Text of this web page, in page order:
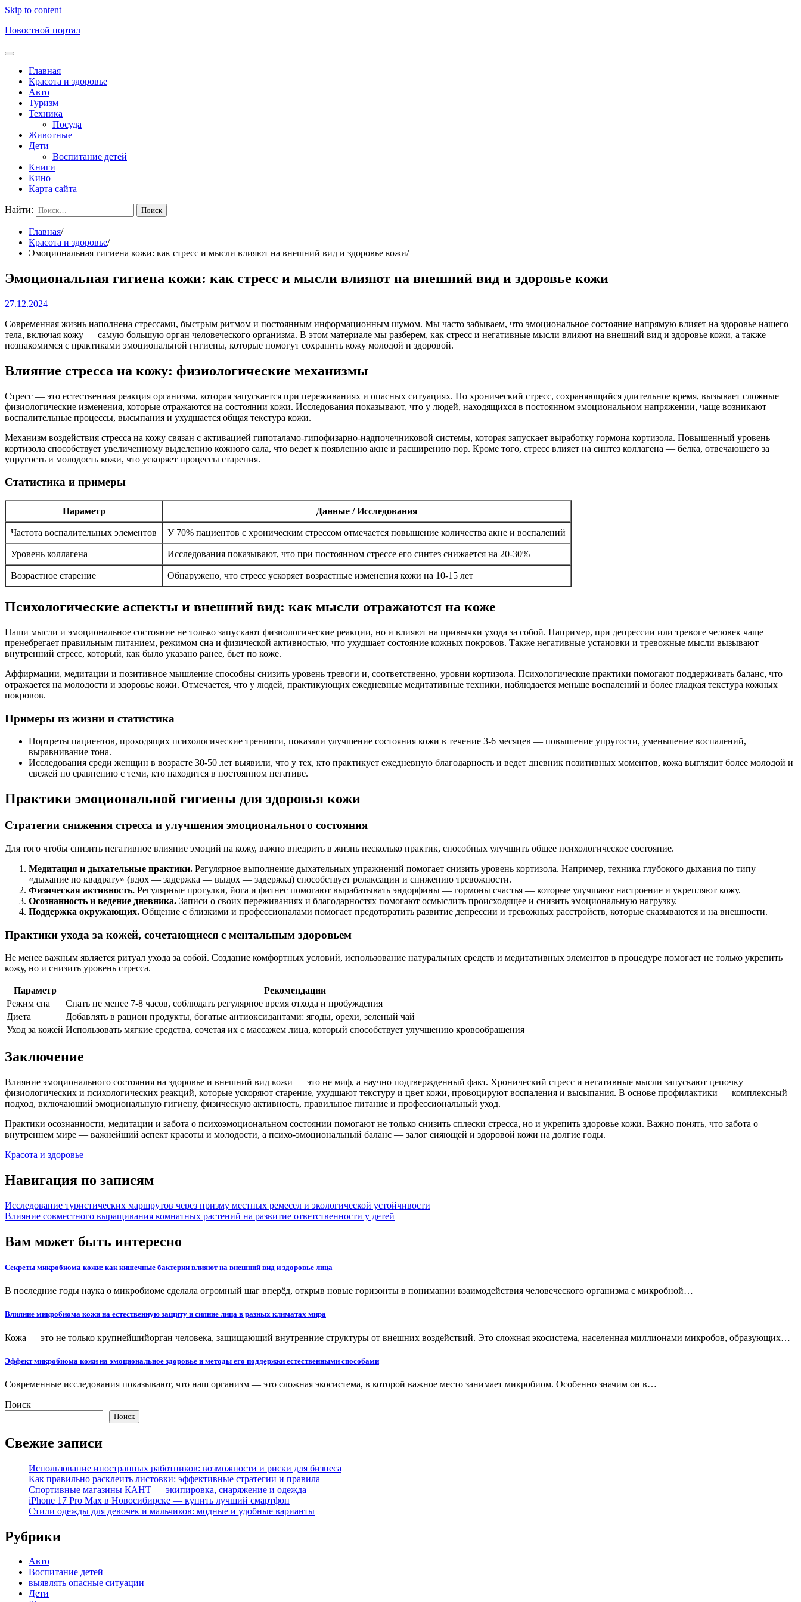
Skip to content
Новостной портал
Главная
Красота и здоровье
Авто
Туризм
Техника
Посуда
Животные
Дети
Воспитание детей
Книги
Кино
Карта сайта
Найти:
Главная
Красота и здоровье
Эмоциональная гигиена кожи: как стресс и мысли влияют на внешний вид и здоровье кожи
Эмоциональная гигиена кожи: как стресс и мысли влияют на внешний вид и здоровье кожи
27.12.2024
Современная жизнь наполнена стрессами, быстрым ритмом и постоянным информационным шумом. Мы часто забываем, что эмоциональное состояние напрямую влияет на здоровье нашего
тела, включая кожу — самую большую орган человеческого организма. В этом материале мы разберем, как стресс и негативные мысли влияют на внешний вид и здоровье кожи, а также
познакомимся с практиками эмоциональной гигиены, которые помогут сохранить кожу молодой и здоровой.
Влияние стресса на кожу: физиологические механизмы
Стресс — это естественная реакция организма, которая запускается при переживаниях и опасных ситуациях. Но хронический стресс, сохраняющийся длительное время, вызывает сложные
физиологические изменения, которые отражаются на состоянии кожи. Исследования показывают, что у людей, находящихся в постоянном эмоциональном напряжении, чаще возникают
воспалительные процессы, высыпания и ухудшается общая текстура кожи.
Механизм воздействия стресса на кожу связан с активацией гипоталамо-гипофизарно-надпочечниковой системы, которая запускает выработку гормона кортизола. Повышенный уровень
кортизола способствует увеличенному выделению кожного сала, что ведет к появлению акне и расширению пор. Кроме того, стресс влияет на синтез коллагена — белка, отвечающего за
упругость и молодость кожи, что ускоряет процессы старения.
Статистика и примеры
Параметр Данные / Исследования
Частота воспалительных элементов У 70% пациентов с хроническим стрессом отмечается повышение количества акне и воспалений
Уровень коллагена Исследования показывают, что при постоянном стрессе его синтез снижается на 20-30%
Возрастное старение Обнаружено, что стресс ускоряет возрастные изменения кожи на 10-15 лет
Психологические аспекты и внешний вид: как мысли отражаются на коже
Наши мысли и эмоциональное состояние не только запускают физиологические реакции, но и влияют на привычки ухода за собой. Например, при депрессии или тревоге человек чаще
пренебрегает правильным питанием, режимом сна и физической активностью, что ухудшает состояние кожных покровов. Также негативные установки и тревожные мысли вызывают
внутренний стресс, который, как было указано ранее, бьет по коже.
Аффирмации, медитации и позитивное мышление способны снизить уровень тревоги и, соответственно, уровни кортизола. Психологические практики помогают поддерживать баланс, что
отражается на молодости и здоровье кожи. Отмечается, что у людей, практикующих ежедневные медитативные техники, наблюдается меньше воспалений и более гладкая текстура кожных
покровов.
Примеры из жизни и статистика
Портреты пациентов, проходящих психологические тренинги, показали улучшение состояния кожи в течение 3-6 месяцев — повышение упругости, уменьшение воспалений,
выравнивание тона.
Исследования среди женщин в возрасте 30-50 лет выявили, что у тех, кто практикует ежедневную благодарность и ведет дневник позитивных моментов, кожа выглядит более молодой и
свежей по сравнению с теми, кто находится в постоянном негативе.
Практики эмоциональной гигиены для здоровья кожи
Стратегии снижения стресса и улучшения эмоционального состояния
Для того чтобы снизить негативное влияние эмоций на кожу, важно внедрить в жизнь несколько практик, способных улучшить общее психологическое состояние.
Медитация и дыхательные практики. Регулярное выполнение дыхательных упражнений помогает снизить уровень кортизола. Например, техника глубокого дыхания по типу
«дыхание по квадрату» (вдох — задержка — выдох — задержка) способствует релаксации и снижению тревожности.
Физическая активность. Регулярные прогулки, йога и фитнес помогают вырабатывать эндорфины — гормоны счастья — которые улучшают настроение и укрепляют кожу.
Осознанность и ведение дневника. Записи о своих переживаниях и благодарностях помогают осмыслить происходящее и снизить эмоциональную нагрузку.
Поддержка окружающих. Общение с близкими и профессионалами помогает предотвратить развитие депрессии и тревожных расстройств, которые сказываются и на внешности.
Практики ухода за кожей, сочетающиеся с ментальным здоровьем
Не менее важным является ритуал ухода за собой. Создание комфортных условий, использование натуральных средств и медитативных элементов в процедуре помогает не только укрепить
кожу, но и снизить уровень стресса.
Параметр
Рекомендации
Режим сна
Спать не менее 7-8 часов, соблюдать регулярное время отхода и пробуждения
Диета
Добавлять в рацион продукты, богатые антиоксидантами: ягоды, орехи, зеленый чай
Уход за кожей Использовать мягкие средства, сочетая их с массажем лица, который способствует улучшению кровообращения
Заключение
Влияние эмоционального состояния на здоровье и внешний вид кожи — это не миф, а научно подтвержденный факт. Хронический стресс и негативные мысли запускают цепочку
физиологических и психологических реакций, которые ускоряют старение, ухудшают текстуру и цвет кожи, провоцируют воспаления и высыпания. В основе профилактики — комплексный
подход, включающий эмоциональную гигиену, физическую активность, правильное питание и профессиональный уход.
Практики осознанности, медитации и забота о психоэмоциональном состоянии помогают не только снизить сплески стресса, но и укрепить здоровье кожи. Важно понять, что забота о
внутреннем мире — важнейший аспект красоты и молодости, а психо-эмоциональный баланс — залог сияющей и здоровой кожи на долгие годы.
Красота и здоровье
Навигация по записям
Исследование туристических маршрутов через призму местных ремесел и экологической устойчивости
Влияние совместного выращивания комнатных растений на развитие ответственности у детей
Вам может быть интересно
Секреты микробиома кожи: как кишечные бактерии влияют на внешний вид и здоровье лица
В последние годы наука о микробиоме сделала огромный шаг вперёд, открыв новые горизонты в понимании взаимодействия человеческого организма с микробной…
Влияние микробиома кожи на естественную защиту и сияние лица в разных климатах мира
Кожа — это не только крупнейшийорган человека, защищающий внутренние структуры от внешних воздействий. Это сложная экосистема, населенная миллионами микробов, образующих…
Эффект микробиома кожи на эмоциональное здоровье и методы его поддержки естественными способами
Современные исследования показывают, что наш организм — это сложная экосистема, в которой важное место занимает микробиом. Особенно значим он в…
Поиск
Поиск
Свежие записи
Использование иностранных работников: возможности и риски для бизнеса
Как правильно расклеить листовки: эффективные стратегии и правила
Спортивные магазины КАНТ — экипировка, снаряжение и одежда
iPhone 17 Pro Max в Новосибирске — купить лучший смартфон
Стили одежды для девочек и мальчиков: модные и удобные варианты
Рубрики
Авто
Воспитание детей
выявлять опасные ситуации
Дети